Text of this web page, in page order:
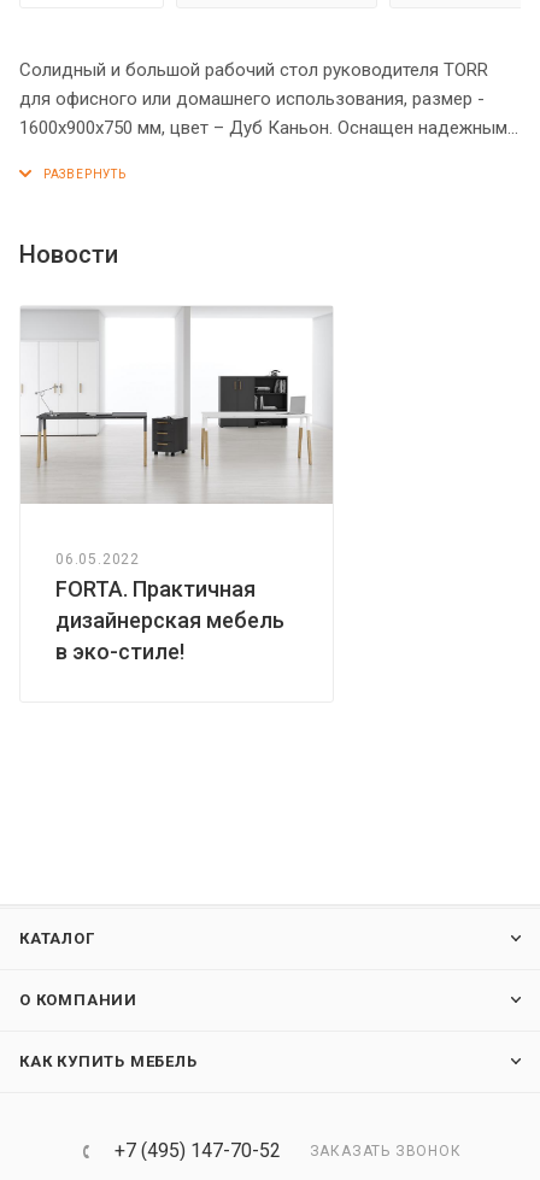
Солидный и большой рабочий стол руководителя TORR
для офисного или домашнего использования, размер -
1600х900х750 мм, цвет – Дуб Каньон. Оснащен надежными
мм, которые расположены по краям стола. Между
проставки, что создает эффект «парящей столешницы».
Торцы дополнительных элементов надежно защищены
кромкой ПВХ 2 мм. Конструкция стола оснащена
прочными силовыми креплениями – эксцентриковыми
стяжками. Регулируемые по высоте опоры обеспечат
столу устойчивость на неровном полу.
Новости
06.05.2022
FORTA. Практичная
дизайнерская мебель
в эко-стиле!
КАТАЛОГ
О КОМПАНИИ
КАК КУПИТЬ МЕБЕЛЬ
+7 (495) 147-70-52 ЗАКАЗАТЬ ЗВОНОК